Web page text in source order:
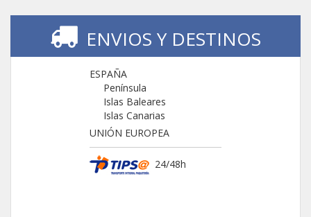
ENVIOS Y DESTINOS
ESPAÑA
Península
Islas Baleares
Islas Canarias
UNIÓN EUROPEA
24/48h